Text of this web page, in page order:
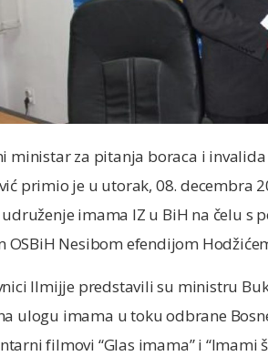
ministar za pitanja boraca i
primio je u utorak, 08. decembra
imama IZ u BiH na čelu
OSBiH Nesibom efendijom
Ilmijje predstavili su ministru
ulogu imama u toku odbrane
filmovi “Glas imama” i “Imami